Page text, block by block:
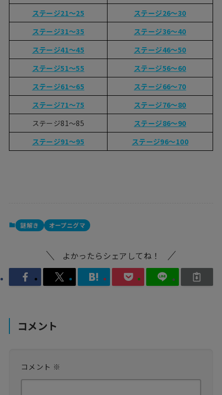
ステージ21〜25
ステージ26〜30
ステージ31〜35
ステージ36〜40
ステージ41〜45
ステージ46〜50
ステージ51〜55
ステージ56〜60
ステージ61〜65
ステージ66〜70
ステージ71〜75
ステージ76〜80
ステージ81〜85
ステージ86〜90
ステージ91〜95
ステージ96〜100
謎解き オープニグマ
よかったらシェアしてね！
コメント
コメント ※